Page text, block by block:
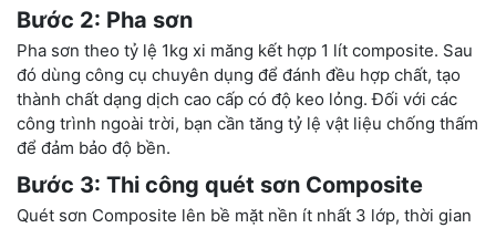
Bước 2: Pha sơn
Pha sơn theo tỷ lệ 1kg xi măng kết hợp 1 lít composite. Sau
đó dùng công cụ chuyên dụng để đánh đều hợp chất, tạo
thành chất dạng dịch cao cấp có độ keo lỏng. Đối với các
công trình ngoài trời, bạn cần tăng tỷ lệ vật liệu chống thấm
để đảm bảo độ bền.
Bước 3: Thi công quét sơn Composite
Quét sơn Composite lên bề mặt nền ít nhất 3 lớp, thời gian